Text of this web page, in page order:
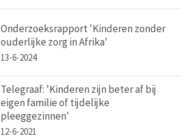
Onderzoeksrapport 'Kinderen zonder
ouderlijke zorg in Afrika'
13-6-2024
Telegraaf: 'Kinderen zijn beter af bij
eigen familie of tijdelijke
pleeggezinnen'
12-6-2021